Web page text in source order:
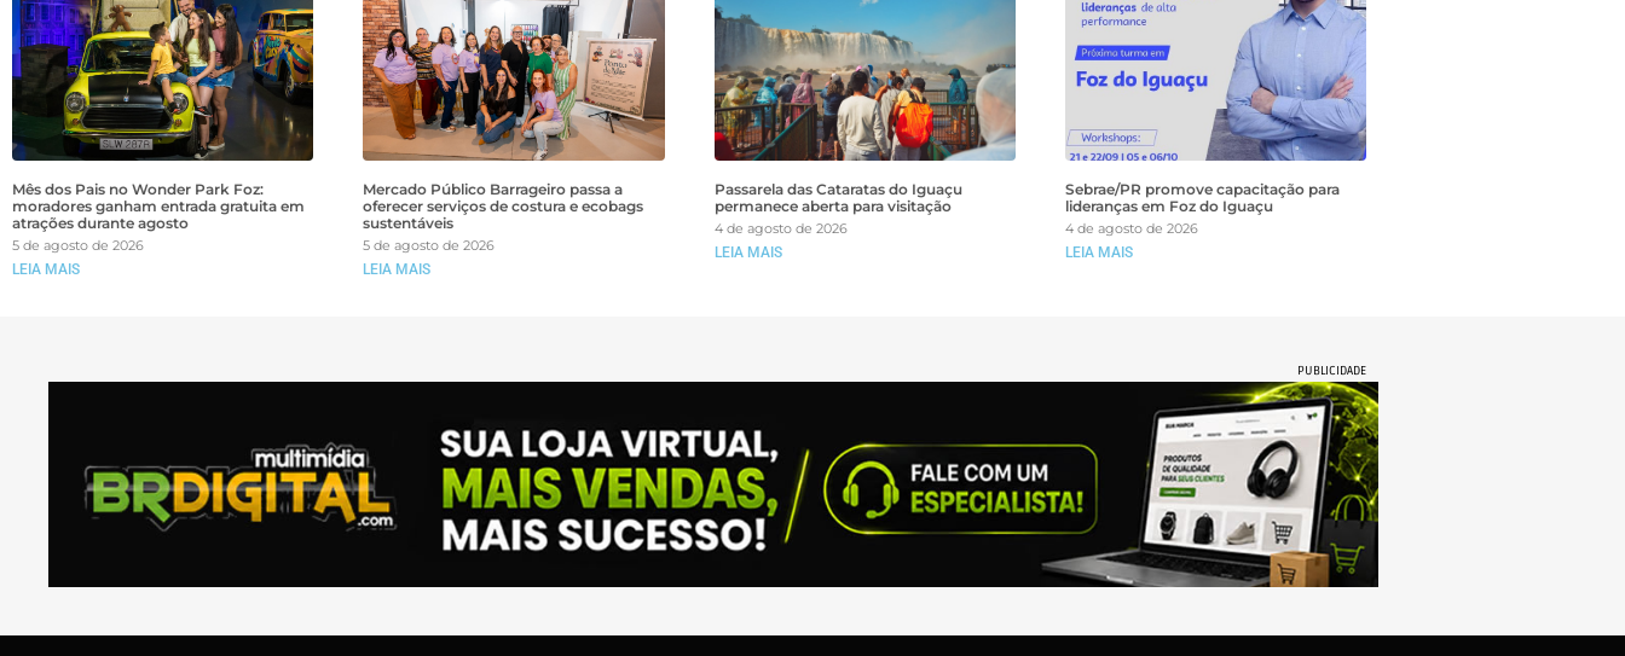
Mês dos Pais no Wonder Park Foz:
moradores ganham entrada gratuita em
atrações durante agosto
5 de agosto de 2026
LEIA MAIS
Mercado Público Barrageiro passa a
oferecer serviços de costura e ecobags
sustentáveis
5 de agosto de 2026
LEIA MAIS
Passarela das Cataratas do Iguaçu
permanece aberta para visitação
4 de agosto de 2026
LEIA MAIS
Sebrae/PR promove capacitação para
lideranças em Foz do Iguaçu
4 de agosto de 2026
LEIA MAIS
PUBLICIDADE